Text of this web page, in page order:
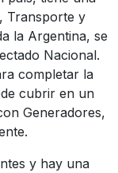
Transporte y
la Argentina, se
Nacional.
completar la
cubrir en un
Generadores,
y hay una